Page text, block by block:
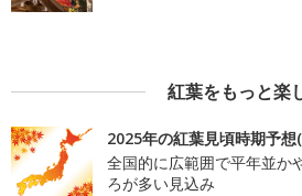
紅葉をもっと楽
2025年の紅葉見頃時期予
全国的に広範囲で平年並か
ろが多い見込み